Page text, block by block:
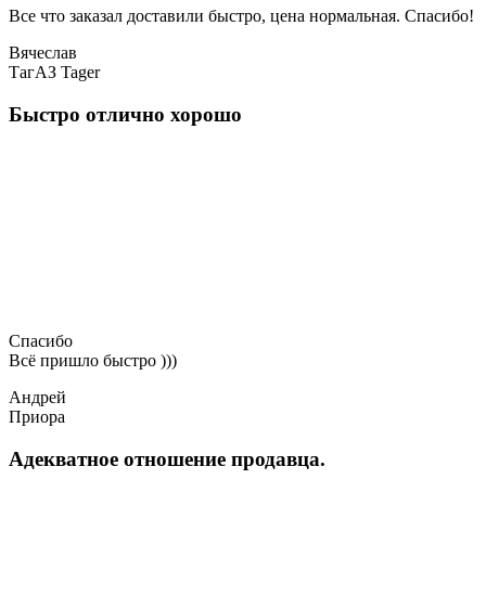
Все что заказал доставили быстро, цена нормальная. Спасибо!
Вячеслав
ТагАЗ Tager
Быстро отлично хорошо
Спасибо
Всё пришло быстро )))
Андрей
Приора
Адекватное отношение продавца.